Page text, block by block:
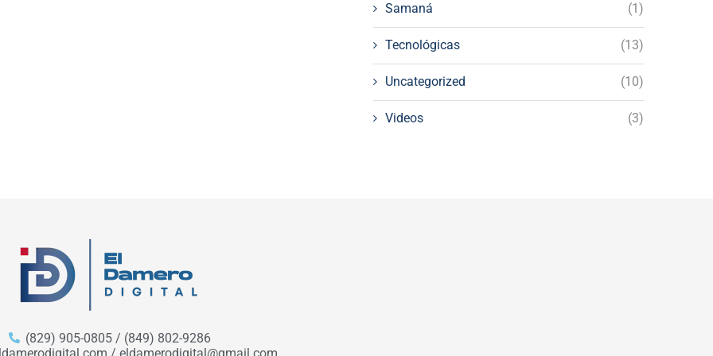
Samaná (1)
Tecnológicas (13)
Uncategorized (10)
Videos (3)
(829) 905-0805 / (849) 802-9286
/ eldamerodigital@gmail.com